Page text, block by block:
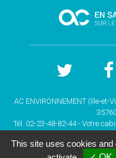
AC ENVIRONNEMENT (Ille-
Tél. 02-23-48-82-44 - Votre
Copyright © 2026 |
This site uses cookies